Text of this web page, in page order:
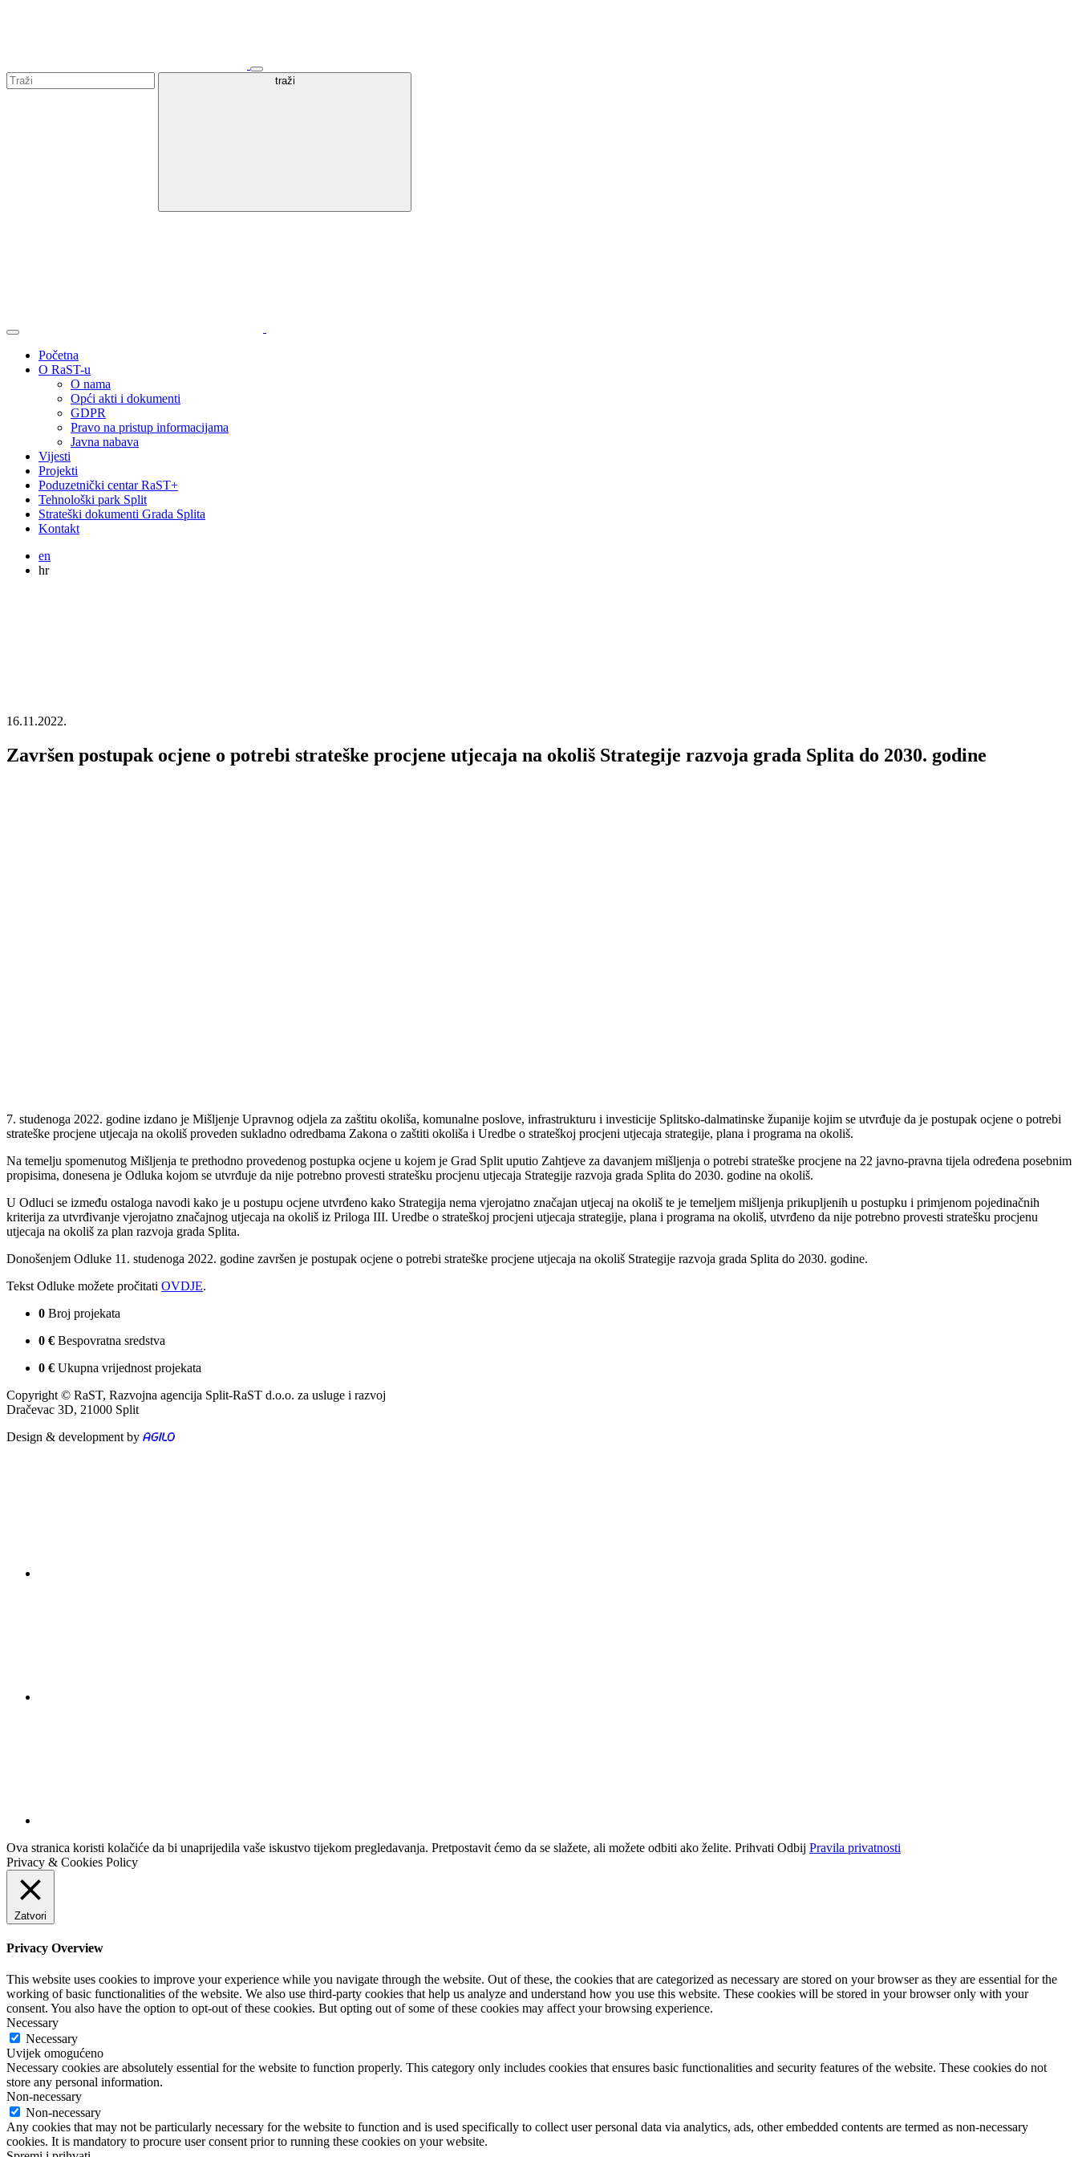
traži
Početna
O RaST-u
O nama
Opći akti i dokumenti
GDPR
Pravo na pristup informacijama
Javna nabava
Vijesti
Projekti
Poduzetnički centar RaST+
Tehnološki park Split
Strateški dokumenti Grada Splita
Kontakt
en
hr
16.11.2022.
Završen postupak ocjene o potrebi strateške procjene utjecaja na okoliš Strategije razvoja grada Splita do 2030. godine
7. studenoga 2022. godine izdano je Mišljenje Upravnog odjela za zaštitu okoliša, komunalne poslove, infrastrukturu i investicije Splitsko-dalmatinske županije kojim se utvrđuje da je postupak ocjene o potrebi
strateške procjene utjecaja na okoliš proveden sukladno odredbama Zakona o zaštiti okoliša i Uredbe o strateškoj procjeni utjecaja strategije, plana i programa na okoliš.
Na temelju spomenutog Mišljenja te prethodno provedenog postupka ocjene u kojem je Grad Split uputio Zahtjeve za davanjem mišljenja o potrebi strateške procjene na 22 javno-pravna tijela određena posebnim
propisima, donesena je Odluka kojom se utvrđuje da nije potrebno provesti stratešku procjenu utjecaja Strategije razvoja grada Splita do 2030. godine na okoliš.
U Odluci se između ostaloga navodi kako je u postupu ocjene utvrđeno kako Strategija nema vjerojatno značajan utjecaj na okoliš te je temeljem mišljenja prikupljenih u postupku i primjenom pojedinačnih
kriterija za utvrđivanje vjerojatno značajnog utjecaja na okoliš iz Priloga III. Uredbe o strateškoj procjeni utjecaja strategije, plana i programa na okoliš, utvrđeno da nije potrebno provesti stratešku procjenu
utjecaja na okoliš za plan razvoja grada Splita.
Donošenjem Odluke 11. studenoga 2022. godine završen je postupak ocjene o potrebi strateške procjene utjecaja na okoliš Strategije razvoja grada Splita do 2030. godine.
Tekst Odluke možete pročitati OVDJE.
0 Broj projekata
0 € Bespovratna sredstva
0 € Ukupna vrijednost projekata
Copyright © RaST, Razvojna agencija Split-RaST d.o.o. za usluge i razvoj
Dračevac 3D, 21000 Split
Design & development by
Ova stranica koristi kolačiće da bi unaprijedila vaše iskustvo tijekom pregledavanja. Pretpostavit ćemo da se slažete, ali možete odbiti ako želite. Prihvati Odbij Pravila privatnosti
Privacy & Cookies Policy
Zatvori
Privacy Overview
This website uses cookies to improve your experience while you navigate through the website. Out of these, the cookies that are categorized as necessary are stored on your browser as they are essential for the
working of basic functionalities of the website. We also use third-party cookies that help us analyze and understand how you use this website. These cookies will be stored in your browser only with your
consent. You also have the option to opt-out of these cookies. But opting out of some of these cookies may affect your browsing experience.
Necessary
Necessary
Uvijek omogućeno
Necessary cookies are absolutely essential for the website to function properly. This category only includes cookies that ensures basic functionalities and security features of the website. These cookies do not
store any personal information.
Non-necessary
Non-necessary
Any cookies that may not be particularly necessary for the website to function and is used specifically to collect user personal data via analytics, ads, other embedded contents are termed as non-necessary
cookies. It is mandatory to procure user consent prior to running these cookies on your website.